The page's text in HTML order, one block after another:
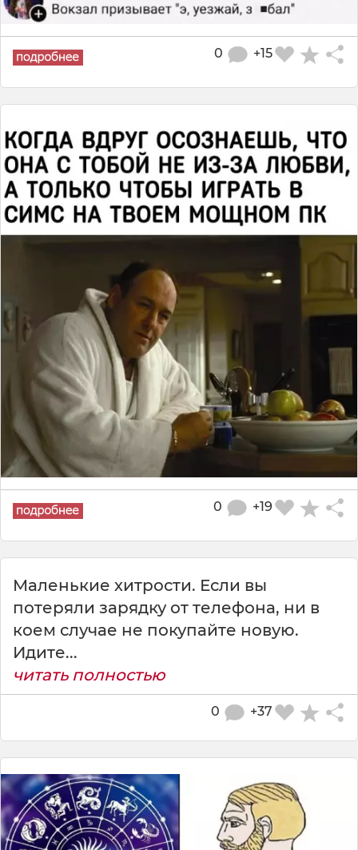
+15
0
+19
0
Маленькие хитрости. Если вы
потеряли зарядку от телефона, ни в
коем случае не покупайте новую.
Идите...
читать полностью
+37
0